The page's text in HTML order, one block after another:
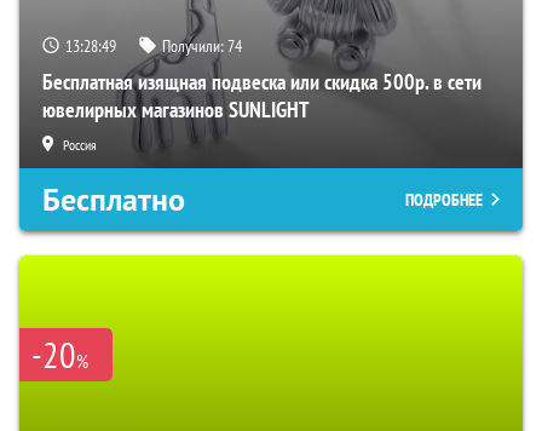
13:28:48 Получили:74
Бесплатная изящная подвеска или скидка 500р. в сети
ювелирных магазинов SUNLIGHT
Россия
Бесплатно ПОДРОБНЕЕ
-20%